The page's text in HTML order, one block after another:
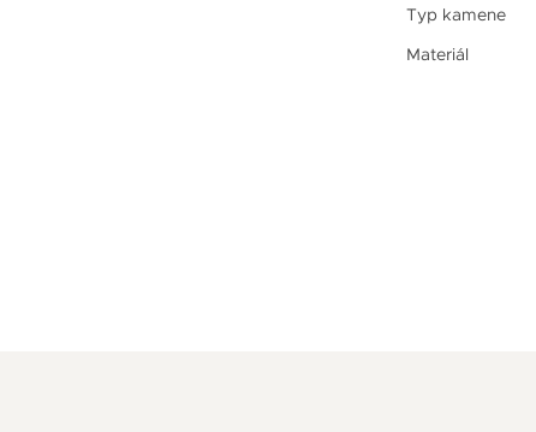
Typ kamene
Materiál